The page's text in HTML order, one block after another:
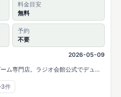
料金目安
無料
予約
不要
2026-05-09
ム専門店。ラジオ会館公式でデュエ
す。
3件